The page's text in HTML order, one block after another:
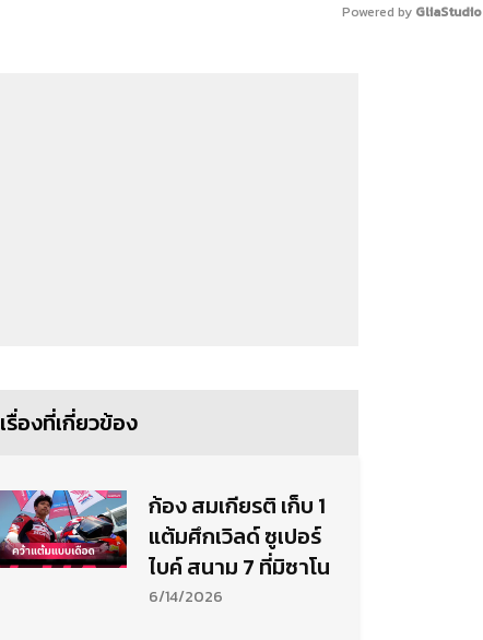
Powered by
เรื่องที่เกี่ยวข้อง
ก้อง สมเกียรติ เก็บ 1
แต้มศึกเวิลด์ ซูเปอร์
ไบค์ สนาม 7 ที่มิซาโน
6/14/2026